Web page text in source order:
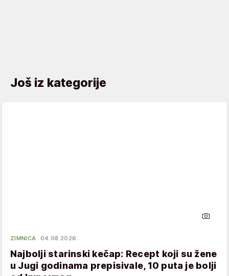
Još iz kategorije
ZIMNICA 04.08.2026.
Najbolji starinski kečap: Recept koji su žene
u Jugi godinama prepisivale, 10 puta je bolji